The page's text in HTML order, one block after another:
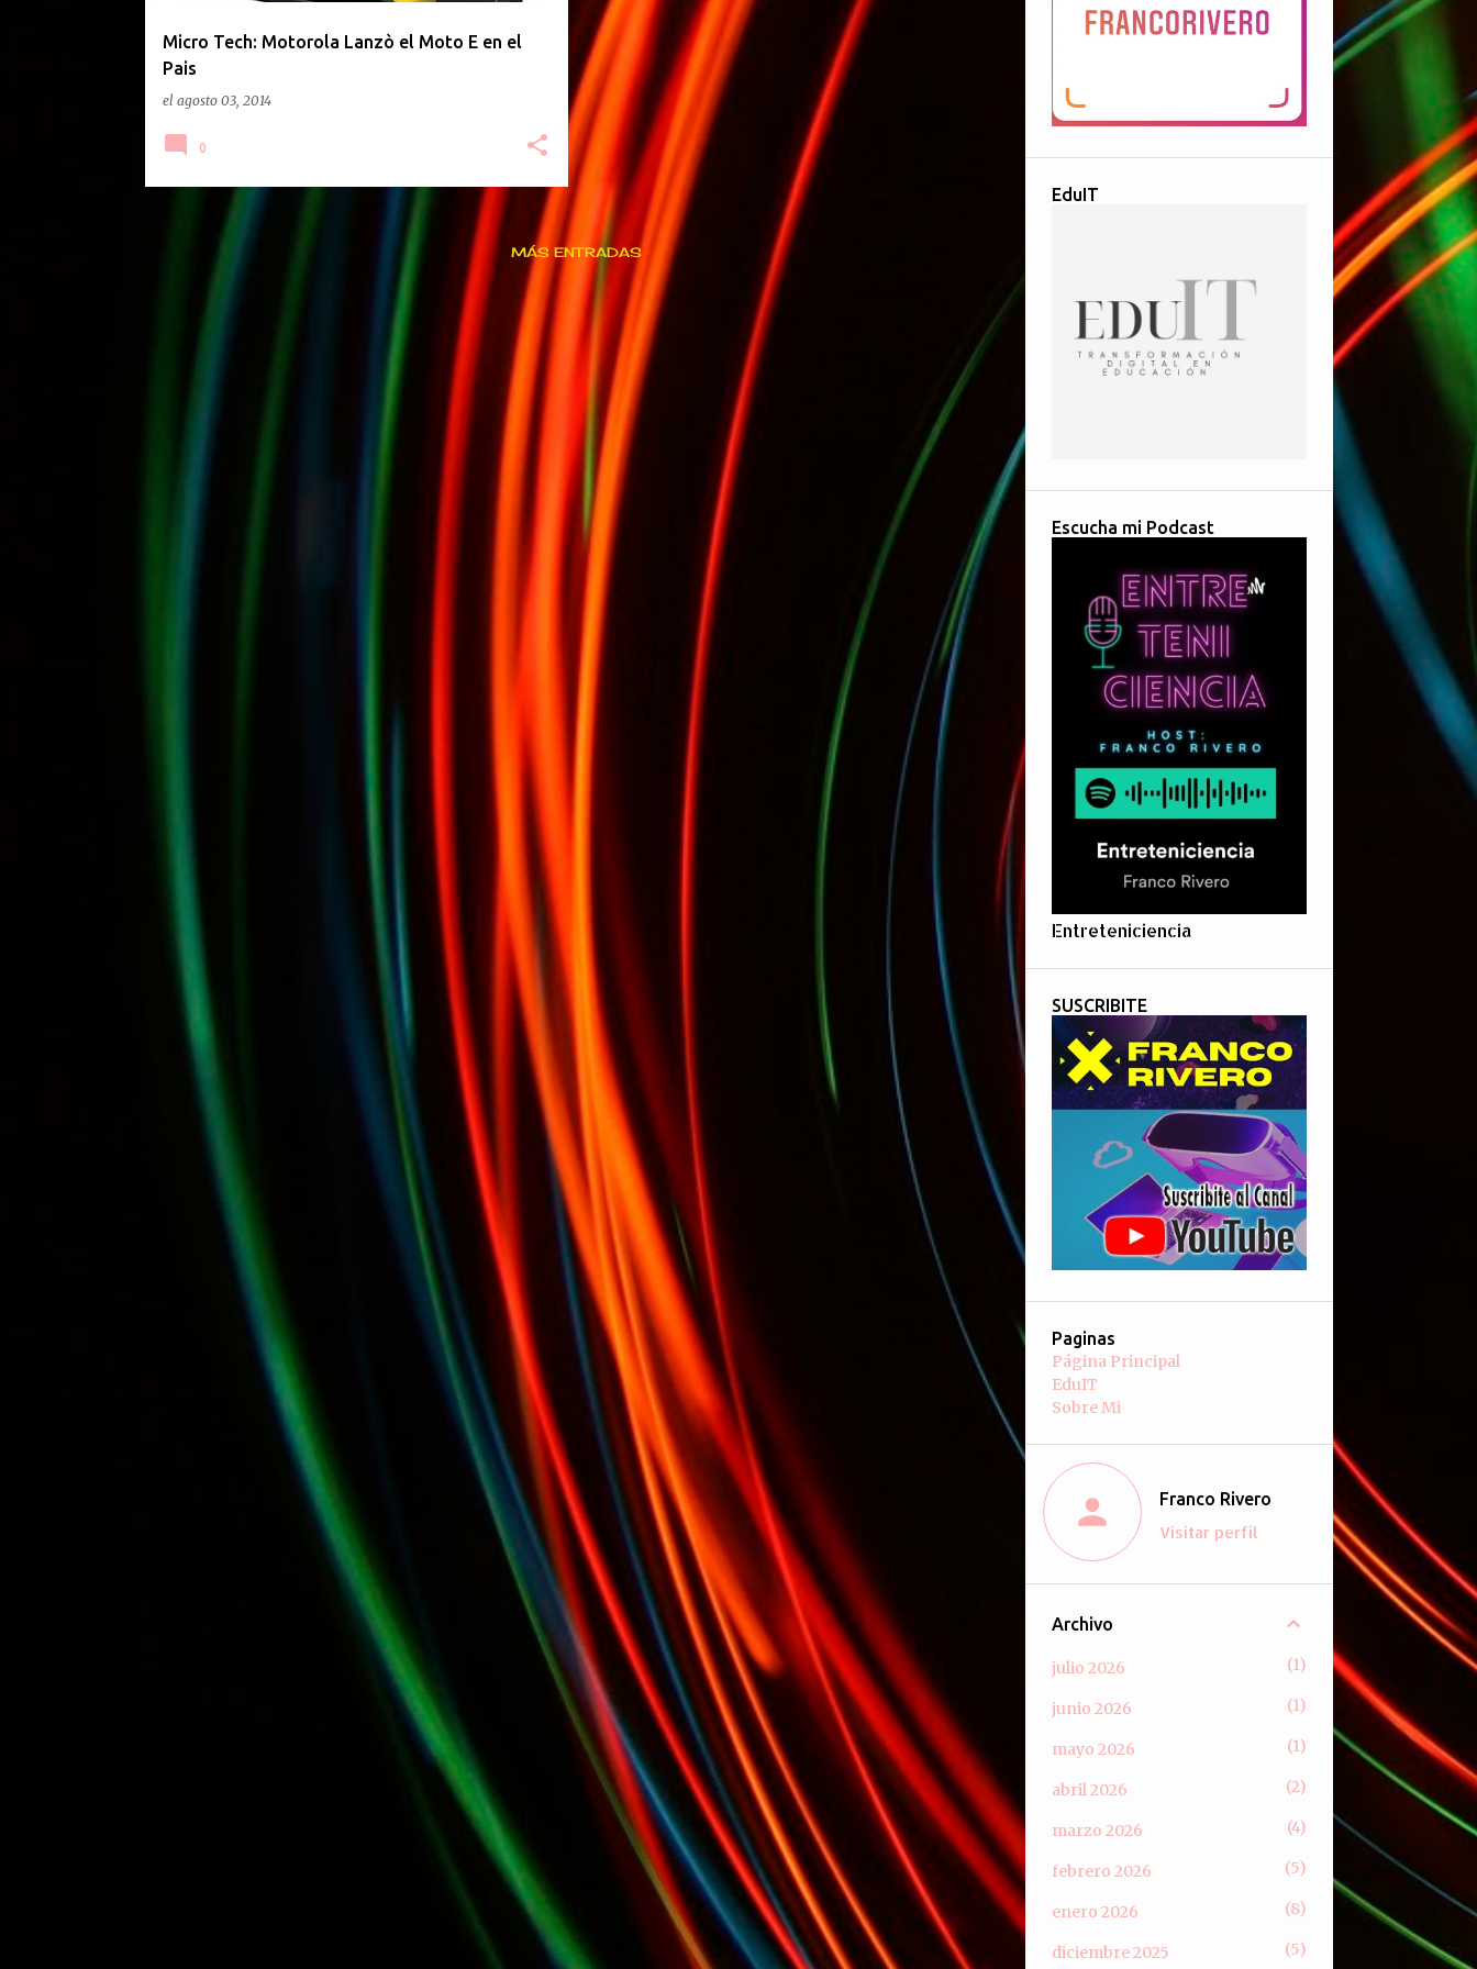
Micro Tech: Motorola Lanzò el Moto E en el
Pais
el agosto 03, 2014
0
MÁS ENTRADAS
EduIT
Escucha mi Podcast
Entreteniciencia
SUSCRIBITE
Paginas
Página Principal
EduIT
Sobre Mi
Franco Rivero
Visitar perfil
Archivo
julio 2026 1
junio 2026 1
mayo 2026 1
abril 2026 2
marzo 2026 4
febrero 2026 5
enero 2026 8
diciembre 2025 5